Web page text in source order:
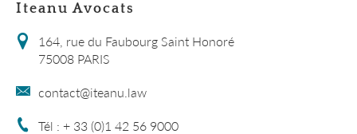
Iteanu Avocats
164, rue du Faubourg Saint Honoré
75008 PARIS
contact@iteanu.law
Tél : + 33 (0)1 42 56 9000